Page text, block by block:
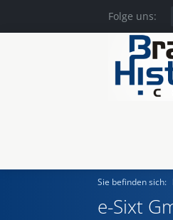
Folge uns:
Sie befinden sich:
e-Sixt